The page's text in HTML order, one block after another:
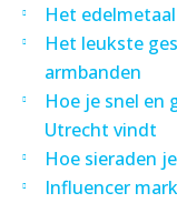
Het
Het leukste
armbanden
Hoe je snel en
Utrecht vindt
Hoe sieraden
Influencer